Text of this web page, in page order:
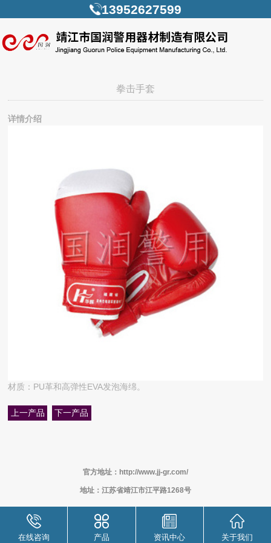
13952627599
拳击手套
详情介绍
材质：PU革和高弹性EVA发泡海绵。
上一产品 下一产品
官方地址：http://www.jj-gr.com/
地址：江苏省靖江市江平路1268号
在线咨询 产品 资讯中心 关于我们